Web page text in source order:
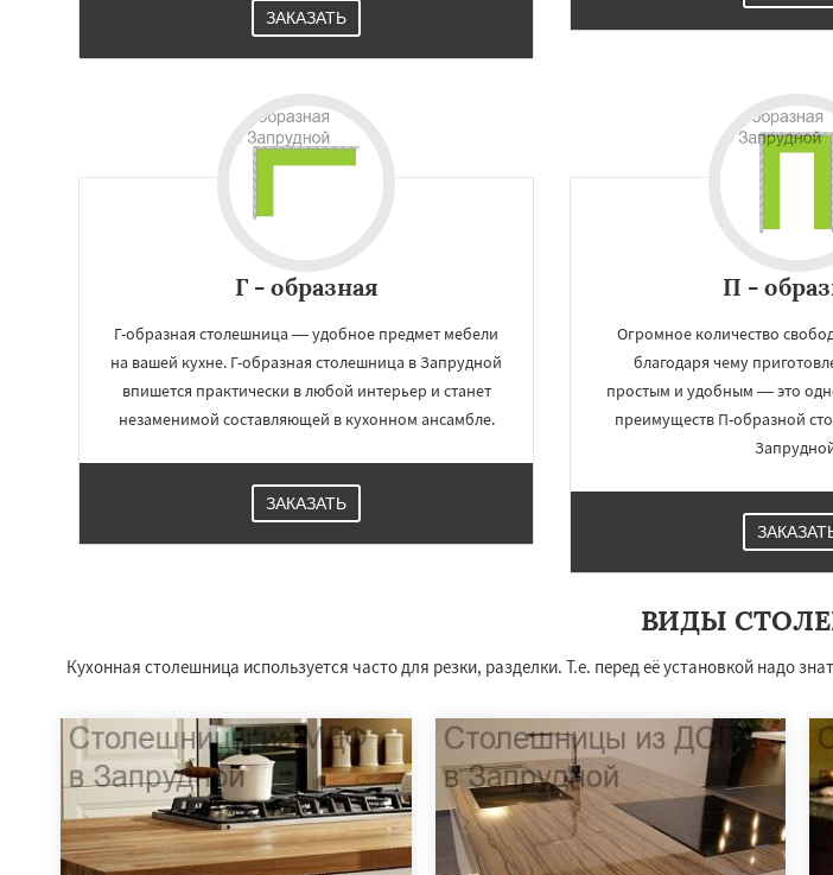
Лесной
Лесной Городок Лопатино
ЗАКАЗАТЬ
Г - образная
Г-образная столешница — удобное предмет мебели
на вашей кухне. Г-образная столешница в Запрудной
впишется практически в любой интерьер и станет
незаменимой составляющей в кухонном ансамбле.
ЗАКАЗАТЬ
П -
Огромное количество
благодаря чему
простым и удобным — это
преимуществ П-образной
ВИДЫ
Кухонная столешница используется часто для резки, разделки. Т.е. перед её установкой надо
Даю согласие на обработку